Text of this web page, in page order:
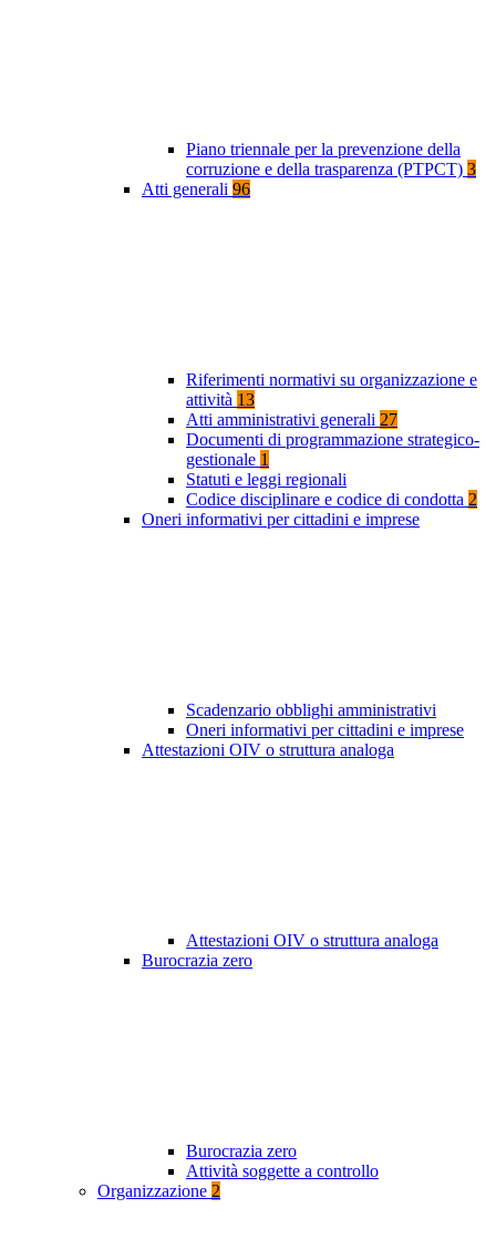
Piano triennale per la prevenzione della
corruzione e della trasparenza (PTPCT) 3
Atti generali 96
Riferimenti normativi su organizzazione e
attività 13
Atti amministrativi generali 27
Documenti di programmazione strategico-
gestionale 1
Statuti e leggi regionali
Codice disciplinare e codice di condotta 2
Oneri informativi per cittadini e imprese
Scadenzario obblighi amministrativi
Oneri informativi per cittadini e imprese
Attestazioni OIV o struttura analoga
Attestazioni OIV o struttura analoga
Burocrazia zero
Burocrazia zero
Attività soggette a controllo
Organizzazione 2